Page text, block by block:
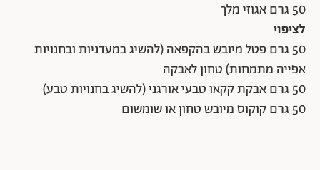
50 גרם אגוזי מלך
לציפוי
50 גרם פטל מיובש בהקפאה (להשיג במעדניות ובחנויות
אפייה מתמחות) טחון לאבקה
50 גרם אבקת קקאו טבעי אורגני (להשיג בחנויות טבע)
50 גרם קוקוס מיובש טחון או שומשום